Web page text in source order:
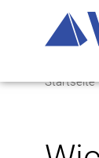
Startseite